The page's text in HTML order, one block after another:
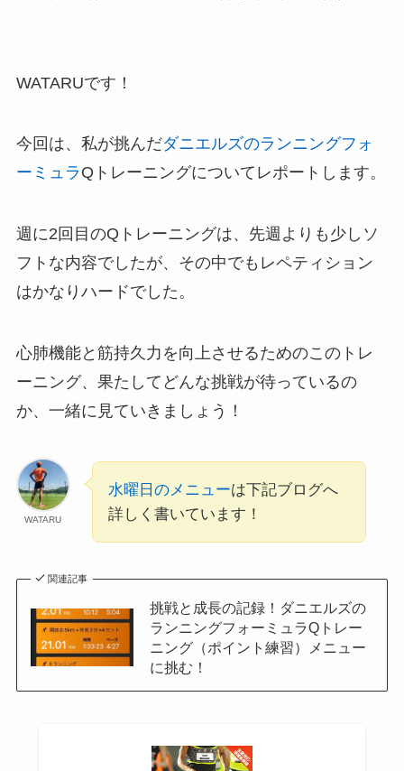
WATARUです！
今回は、私が挑んだダニエルズのランニングフォ
ーミュラ Qトレーニングについてレポートします。
週に2回目のQトレーニングは、先週よりも少しソ
フトな内容でしたが、その中でもレペティション
はかなりハードでした。
心肺機能と筋持久力を向上させるためのこのトレ
ーニング、果たしてどんな挑戦が待っているの
か、一緒に見ていきましょう！
WATARU
水曜日のメニューは下記ブログへ
詳しく書いています！
関連記事
挑戦と成長の記録！ダニエルズの
ランニングフォーミュラQトレー
ニング（ポイント練習）メニュー
に挑む！